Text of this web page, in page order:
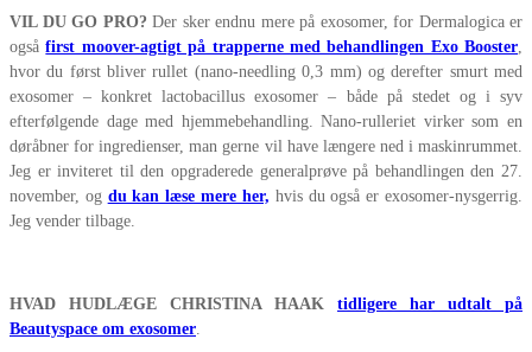
VIL DU GO PRO? Der sker endnu mere på exosomer, for Dermalogica er
ogsåfirst moover-agtigt på trapperne med behandlingen Exo Booster,
hvor du først bliver rullet (nano-needling 0,3 mm) og derefter smurt med
exosomer – konkret lactobacillus exosomer – både på stedet og i syv
efterfølgende dage med hjemmebehandling. Nano-rulleriet virker som en
døråbner for ingredienser, man gerne vil have længere ned i maskinrummet.
Jeg er inviteret til den opgraderede generalprøve på behandlingen den 27.
november, og du kan læse mere her, hvis du også er exosomer-nysgerrig.
Jeg vender tilbage.
HVAD HUDLÆGE CHRISTINA HAAK
tidligere har udtalt på
Beautyspace om exosomer.